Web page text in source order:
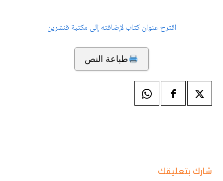
اقترح عنوان كتاب لإضافته إلى مكتبة قنشرين
طباعة النص
شارك بتعليقك